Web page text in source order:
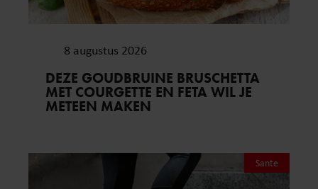
8 augustus 2026
DEZE GOUDBRUINE BRUSCHETTA
MET COURGETTE EN FETA WIL JE
METEEN MAKEN
Sante